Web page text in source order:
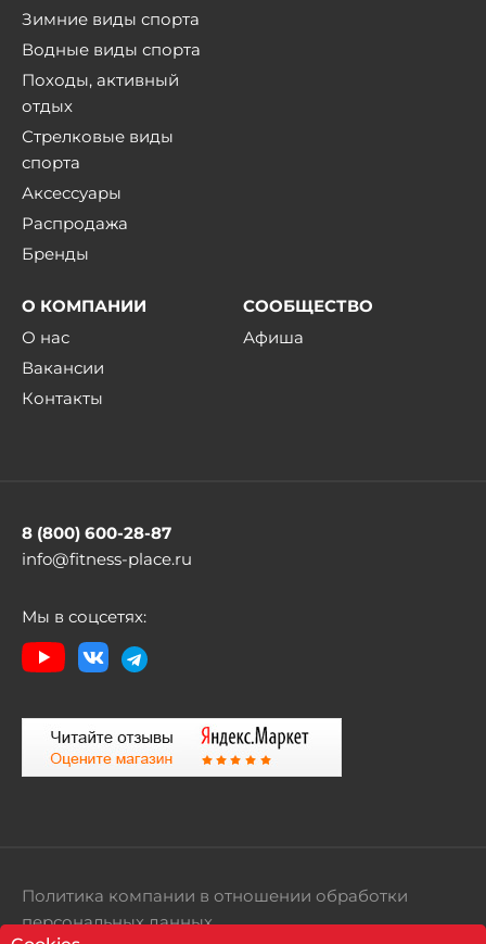
Зимние виды спорта
Водные виды спорта
Походы, активный
отдых
Стрелковые виды
спорта
Аксессуары
Распродажа
Бренды
О КОМПАНИИ
О нас
Вакансии
Контакты
СООБЩЕСТВО
Афиша
8 (800) 600-28-87
info@fitness-place.ru
Мы в соцсетях:
Политика компании в отношении обработки
персональных данных